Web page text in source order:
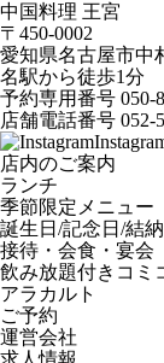
中国料理 王宮
〒450-0002
愛知県名古屋市中
名駅から徒歩1分
予約専用番号 050-
店舗電話番号 052-
店内のご案内
ランチ
季節限定メニュー
誕生日/記念日/結納
接待・会食・宴会
飲み放題付きコミ
アラカルト
ご予約
運営会社
求人情報